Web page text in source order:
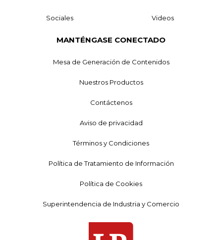
Sociales Videos
MANTÉNGASE CONECTADO
Mesa de Generación de Contenidos
Nuestros Productos
Contáctenos
Aviso de privacidad
Términos y Condiciones
Política de Tratamiento de Información
Política de Cookies
Superintendencia de Industria y Comercio